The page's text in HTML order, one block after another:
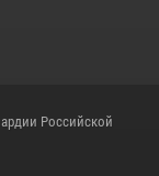
Российской